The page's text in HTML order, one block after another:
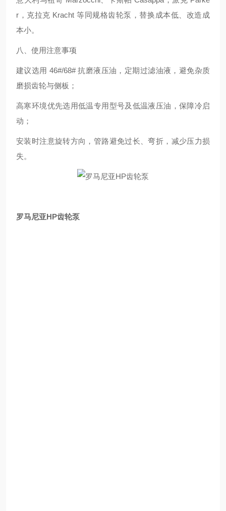
r，克拉克 Kracht 等同规格齿轮泵，替换成本低、改造成
本小。
八、使用注意事项
建议选用 46#/68# 抗磨液压油，定期过滤油液，避免杂质
磨损齿轮与侧板；
高寒环境优先选用低温专用型号及低温液压油，保障冷启
动；
安装时注意旋转方向，管路避免过长、弯折，减少压力损
失。
罗马尼亚HP齿轮泵